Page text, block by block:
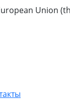
Union